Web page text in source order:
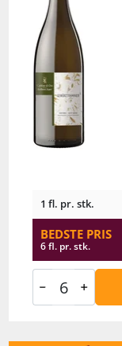
1 fl. pr. stk.
BEDSTE PRIS
6 fl. pr. stk.